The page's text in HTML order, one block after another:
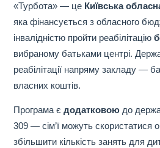
«Турбота» — це Київська
яка фінансується з обласного
інвалідністю пройти реабілітацію
вибраному батьками центрі.
реабілітації напряму закладу —
власних коштів.
Програма єдодатковою до
309 — сім’ї можуть
збільшити кількість занять для